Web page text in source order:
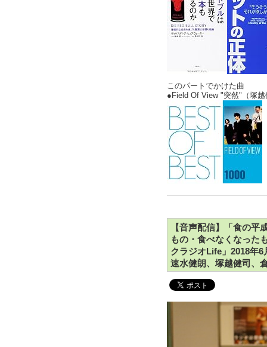
このパートでかけた曲
●Field Of View "突然"（塚
【音声配信】「食の平
もの・食べなくなった
クラジオLife」2018年
速水健朗、塚越健司、